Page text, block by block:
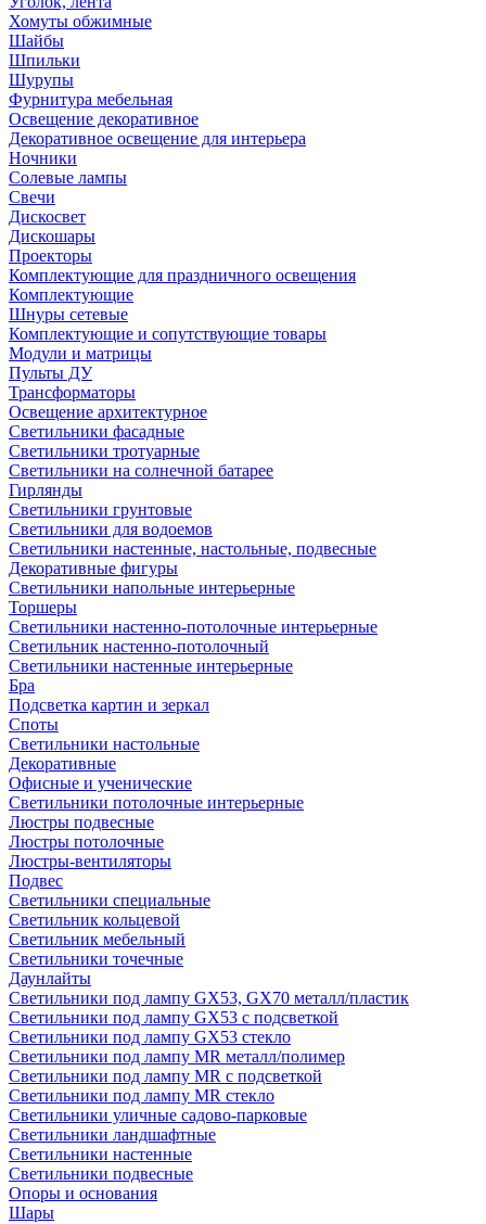
Хомуты обжимные
Шайбы
Шпильки
Шурупы
Фурнитура мебельная
Освещение декоративное
Декоративное освещение для интерьера
Ночники
Солевые лампы
Свечи
Дискосвет
Дискошары
Проекторы
Комплектующие для праздничного освещения
Комплектующие
Шнуры сетевые
Комплектующие и сопутствующие товары
Модули и матрицы
Пульты ДУ
Трансформаторы
Освещение архитектурное
Светильники фасадные
Светильники тротуарные
Светильники на солнечной батарее
Гирлянды
Светильники грунтовые
Светильники для водоемов
Светильники настенные, настольные, подвесные
Декоративные фигуры
Светильники напольные интерьерные
Торшеры
Светильники настенно-потолочные интерьерные
Светильник настенно-потолочный
Светильники настенные интерьерные
Бра
Подсветка картин и зеркал
Споты
Светильники настольные
Декоративные
Офисные и ученические
Светильники потолочные интерьерные
Люстры подвесные
Люстры потолочные
Люстры-вентиляторы
Подвес
Светильники специальные
Светильник кольцевой
Светильник мебельный
Светильники точечные
Даунлайты
Светильники под лампу GX53, GX70 металл/пластик
Светильники под лампу GX53 с подсветкой
Светильники под лампу GX53 стекло
Светильники под лампу MR металл/полимер
Светильники под лампу MR с подсветкой
Светильники под лампу MR стекло
Светильники уличные садово-парковые
Светильники ландшафтные
Светильники настенные
Светильники подвесные
Опоры и основания
Шары